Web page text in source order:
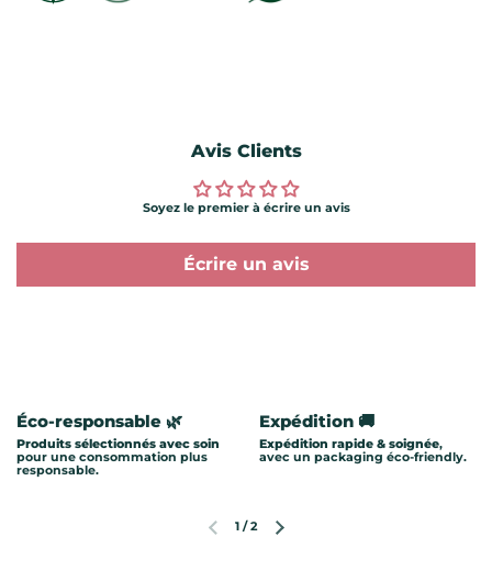
Avis Clients
Soyez le premier à écrire un avis
Écrire un avis
Éco-responsable 🌿
Produits sélectionnés avec soin
pour une consommation plus
responsable.
Expédition 🚚
Expédition rapide & soignée,
avec un packaging éco-friendly.
Diapositive précédente
Diapositive suivante
1 /2